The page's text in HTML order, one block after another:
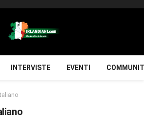
INTERVISTE EVENTI